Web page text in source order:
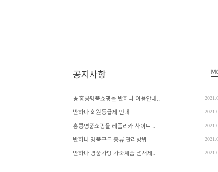
공지사항
★홍콩명품쇼핑몰 반하나 이용안내..
반하나 회원등급제 안내
홍콩명품쇼핑몰 레플리카 사이트 ..
반하나 명품구두 종류 관리방법
반하나 명품가방 가죽제품 냄새제..